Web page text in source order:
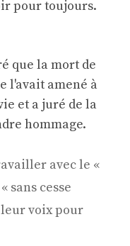
pour toujours.
que la mort de
l'avait amené à
et a juré de la
hommage.
avec le «
sans cesse
voix pour